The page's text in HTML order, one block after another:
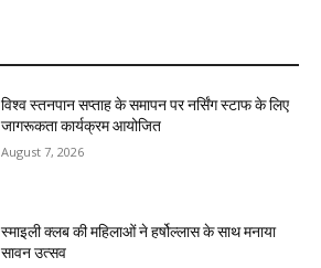
विश्व स्तनपान सप्ताह के समापन पर नर्सिंग स्टाफ के लिए
जागरूकता कार्यक्रम आयोजित
August 7, 2026
स्माइली क्लब की महिलाओं ने हर्षोल्लास के साथ मनाया
सावन उत्सव